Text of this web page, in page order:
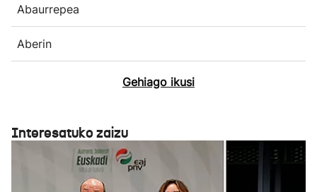
Abaurrepea
Aberin
Gehiago ikusi
Interesatuko zaizu